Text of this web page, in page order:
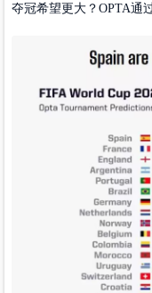
夺冠希望更大？OPTA通